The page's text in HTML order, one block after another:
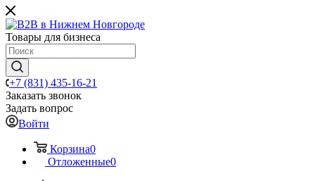
Товары для бизнеса
+7 (831) 435-16-21
Заказать звонок
Задать вопрос
Войти
Корзина0
Отложенные0